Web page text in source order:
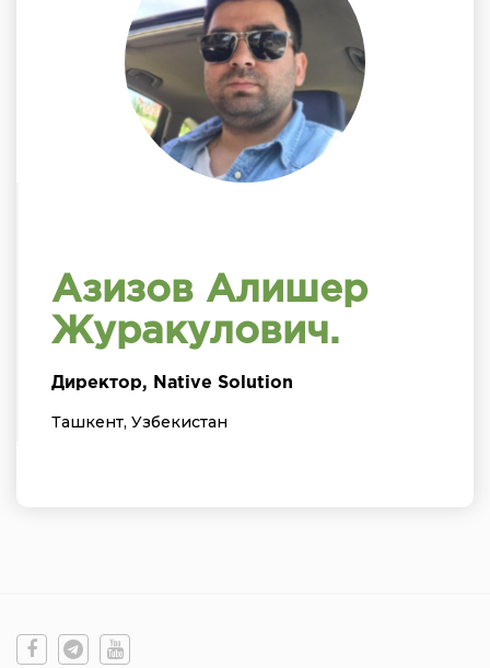
Азизов Алишер
Журакулович.
Директор, Native Solution
Ташкент, Узбекистан